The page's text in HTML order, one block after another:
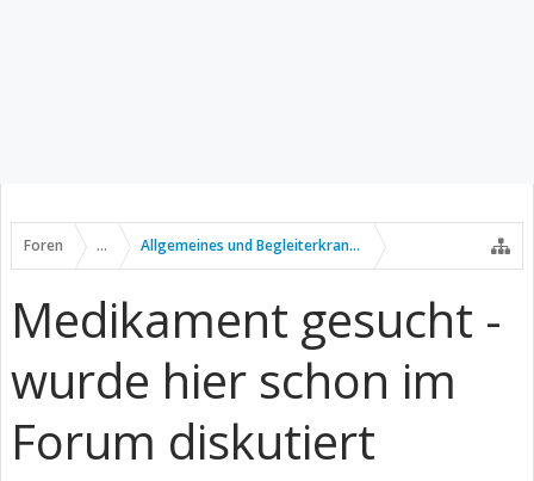
Foren ... Allgemeines und Begleiterkrankungen
Medikament gesucht -
wurde hier schon im
Forum diskutiert